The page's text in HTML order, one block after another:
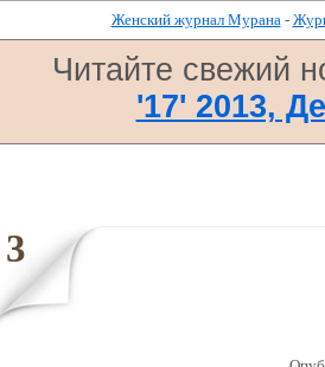
Женский журнал Мурана-
Читайте свежий
'17' 2013,
3